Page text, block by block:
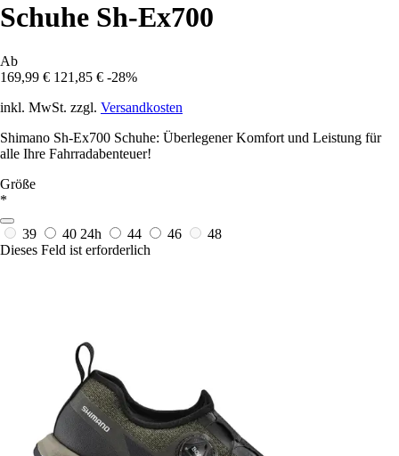
Schuhe Sh-Ex700
Ab
169,99 € 121,85 € -28%
inkl. MwSt. zzgl. Versandkosten
Shimano Sh-Ex700 Schuhe: Überlegener Komfort und Leistung für
alle Ihre Fahrradabenteuer!
Größe
*
39 40 24h 44 46
48
Dieses Feld ist erforderlich